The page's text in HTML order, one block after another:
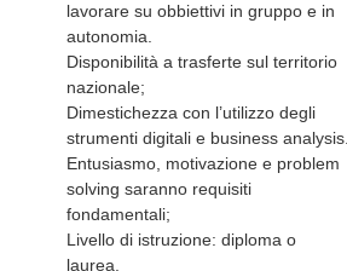
lavorare su obbiettivi in gruppo e in
autonomia.
Disponibilità a trasferte sul territorio
nazionale;
Dimestichezza con l’utilizzo degli
strumenti digitali e business analysis.
Entusiasmo, motivazione e problem
solving saranno requisiti
fondamentali;
Livello di istruzione: diploma o
laurea.